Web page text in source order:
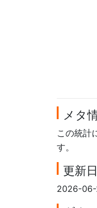
メタ
この統計
す。
更新日
2026-